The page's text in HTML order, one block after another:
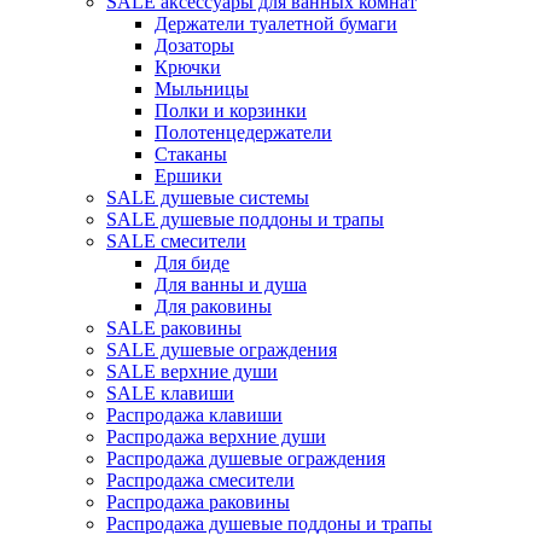
Держатели туалетной бумаги
Дозаторы
Крючки
Мыльницы
Полки и корзинки
Полотенцедержатели
Стаканы
Ершики
SALE душевые системы
SALE душевые поддоны и трапы
SALE смесители
Для биде
Для ванны и душа
Для раковины
SALE раковины
SALE душевые ограждения
SALE верхние души
SALE клавиши
Распродажа клавиши
Распродажа верхние души
Распродажа душевые ограждения
Распродажа смесители
Распродажа раковины
Распродажа душевые поддоны и трапы